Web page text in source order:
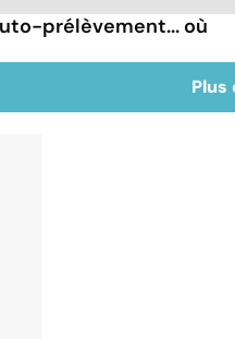
prélèvement... où
Plus